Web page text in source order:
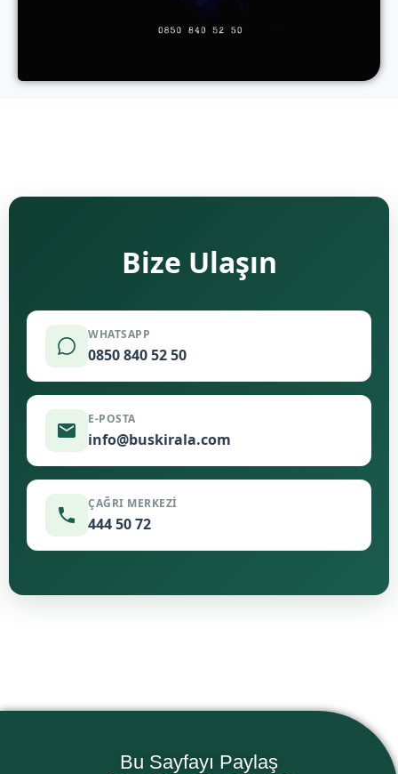
Bize Ulaşın
WHATSAPP
0850 840 52 50
E-POSTA
info@buskirala.com
ÇAĞRI MERKEZI
444 50 72
Bu Sayfayı Paylaş